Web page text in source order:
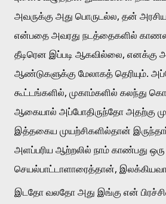
அவருக்கு அது பொருடல்ல, தன்
என்பதை அவரது நடத்தைகளில்
தீடிரென இப்படி ஆகவில்லை, எனக்கு
ஆண்டுகளுக்கு மேலாகத் தெரியும்.
கூட்டங்களில், முகாம்களில் கலந்து
ஆகையால் அப்போதிருந்தோ அதற்கு
இத்தகைய முயற்சிகளில்தான்
அளப்பரிய ஆற்றலில் நாம் காண்பது
செயல்பாட்டாளாரைத்தான்,
இடதோ வலதோ அது இங்கு என்